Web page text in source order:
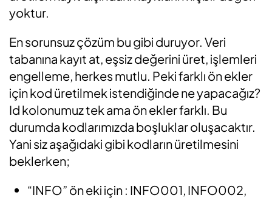
yoktur.
En sorunsuz çözüm bu gibi duruyor. Veri
tabanına kayıt at, eşsiz değerini üret, işlemleri
engelleme, herkes mutlu. Peki farklı ön ekler
için kod üretilmek istendiğinde ne yapacağız?
Id kolonumuz tek ama ön ekler farklı. Bu
durumda kodlarımızda boşluklar oluşacaktır.
Yani siz aşağıdaki gibi kodların üretilmesini
beklerken;
“INFO” ön eki için : INFO001, INFO002,